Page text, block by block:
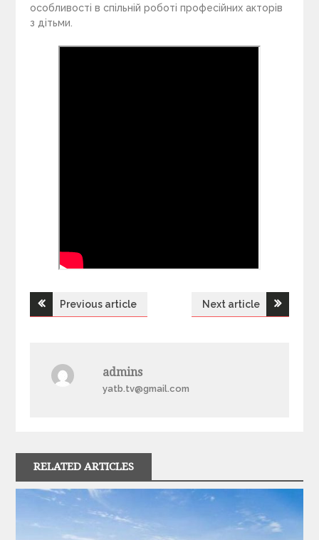
особливості в спільній роботі професійних акторів
з дітьми.
Н
г
а
ц
Previous article Next article
admins
yatb.tv@gmail.com
RELATED ARTICLES